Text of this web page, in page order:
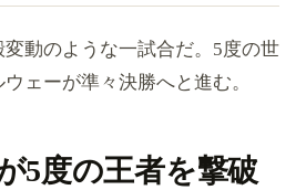
動のような一試合だ。5度の世
ェーが準々決勝へと進む。
5度の王者を撃破